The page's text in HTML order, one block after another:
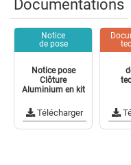
Documentations
Notice
de pose
Notice pose
Clôture
Aluminium en kit
Télécharger